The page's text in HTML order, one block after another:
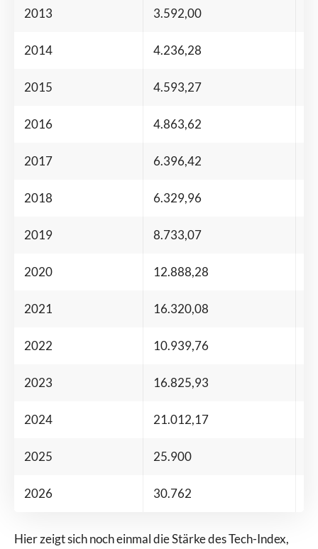
2013 3.592,00
2014 4.236,28
2015 4.593,27
2016 4.863,62
2017 6.396,42
2018 6.329,96
2019 8.733,07
2020 12.888,28
2021 16.320,08
2022 10.939,76
2023 16.825,93
2024 21.012,17
2025 25.900
2026 30.762
Hier zeigt sich noch einmal die Stärke des Tech-Index,